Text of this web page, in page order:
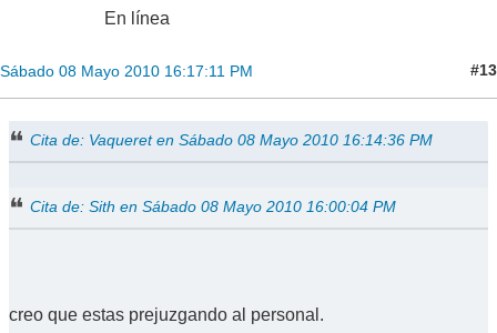
En línea
Sábado 08 Mayo 2010 16:17:11 PM #13
Cita de: Vaqueret en Sábado 08 Mayo 2010 16:14:36 PM
Cita de: Sith en Sábado 08 Mayo 2010 16:00:04 PM
creo que estas prejuzgando al personal.